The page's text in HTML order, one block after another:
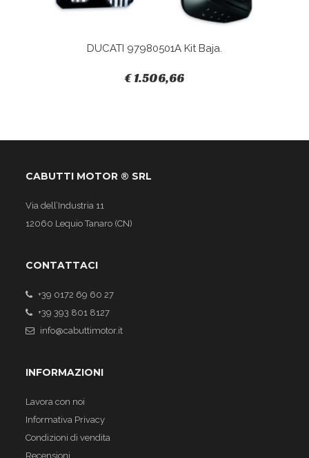
DUCATI 97980501A Kit Baja.
€ 1.506,66
CABUTTI MOTOR ® SRL
Via dell’Industria 11
12060 Lequio Tanaro (CN)
CONTATTACI
+39 0172 69 60 27
+39 393 801 8127
info@cabuttimotor.it
INFORMAZIONI
Lavora con noi
Informativa Privacy
Condizioni di vendita
Recensioni